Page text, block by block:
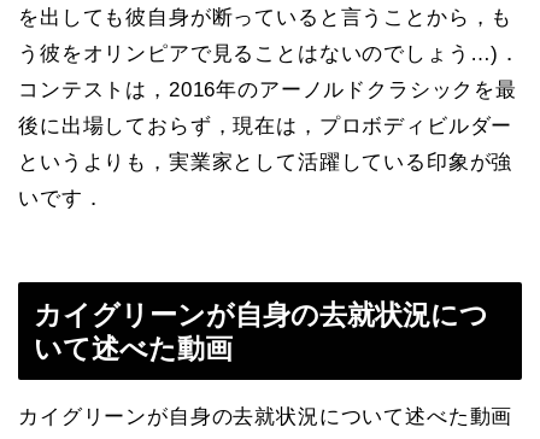
を出しても彼自身が断っていると言うことから，も
う彼をオリンピアで見ることはないのでしょう…)．
コンテストは，2016年のアーノルドクラシックを最
後に出場しておらず，現在は，プロボディビルダー
というよりも，実業家として活躍している印象が強
いです．
カイグリーンが自身の去就状況につ
いて述べた動画
カイグリーンが自身の去就状況について述べた動画